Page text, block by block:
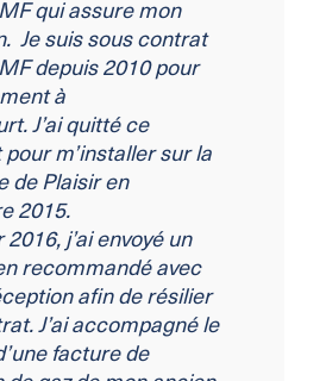
qui assure mon
Je suis sous contrat
depuis 2010 pour
à
J’ai quitté ce
m’installer sur la
de Plaisir en
2015.
j’ai envoyé un
recommandé avec
afin de résilier
J’ai accompagné le
facture de